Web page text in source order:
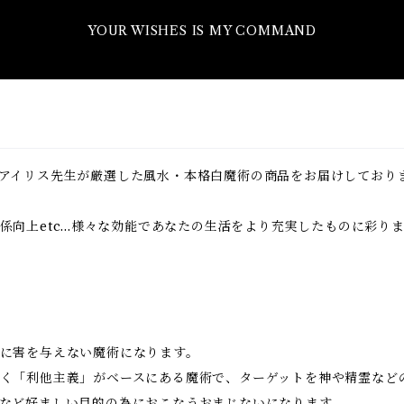
YOUR WISHES IS MY COMMAND
イリス先生が厳選した風水・本格白魔術の商品をお届けしており
向上etc...様々な効能であなたの生活をより充実したものに彩り
害を与えない魔術になります。
「利他主義」がベースにある魔術で、ターゲットを神や精霊な